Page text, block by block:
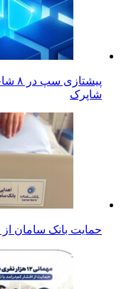
شاپرک
حمایت بانک سامان